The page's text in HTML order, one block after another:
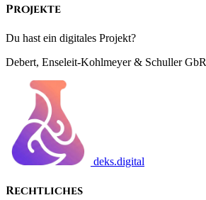
Projekte
Du hast ein digitales Projekt?
Debert, Enseleit-Kohlmeyer & Schuller GbR
deks.digital
Rechtliches